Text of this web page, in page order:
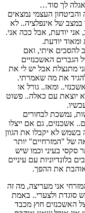
לך סוד…
העצמי נמצאים
במצב של אינפלציה.. לא
אני יודעת, אבל ככה אני.
יודעת.
להסכים איתי, ואם
הגברים האשכנזיים
מתנצלת אבל יש לי את
את מה שאמרתי.
ומאז.. גורל או
יוצאת עם כאלה.. פשוט
נמשכת לבחורים
אשכנזים, גם אם ייצלו
בשמש לא יקבלו את הגוון
של "המזרחיים" יותר
סקסי בעיני וכמו שיש
בלונדיוניות עם עיניים
אוהבת את ההפך.
אני מעריצה, מה זה
סוגדת ולצערי.. באמת
האשכנזים חוץ מכבד